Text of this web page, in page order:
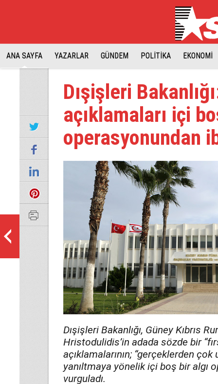
ANA SAYFA YAZARLAR GÜNDEM POLİTİKA EKONOMİ
Dışişleri
açıklamaları içi
operasyonundan
Dışişleri Bakanlığı, Güney Kıbrıs
Hristodulidis’in adada sözde bir
açıklamalarının; “gerçeklerden
yanıltmaya yönelik içi boş bir algı
vurguladı.